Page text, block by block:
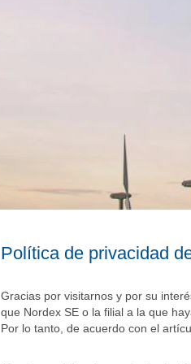
Política de privacidad
Gracias por visitarnos y por su
que Nordex SE o la filial a la que
Por lo tanto, de acuerdo con el